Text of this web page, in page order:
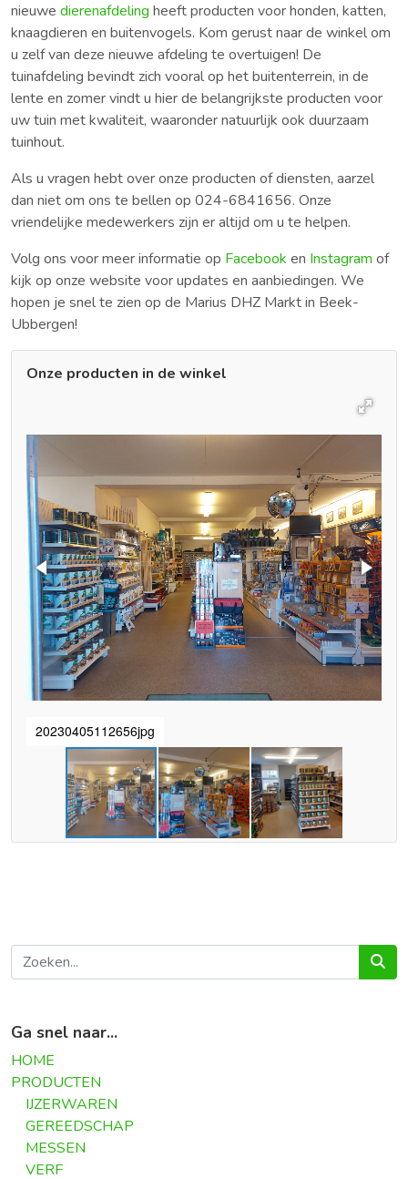
Ga snel naar...
HOME
PRODUCTEN
IJZERWAREN
GEREEDSCHAP
MESSEN
VERF
nieuwe dierenafdeling heeft producten voor honden, katten,
knaagdieren en buitenvogels. Kom gerust naar de winkel om
u zelf van deze nieuwe afdeling te overtuigen! De
tuinafdeling bevindt zich vooral op het buitenterrein, in de
lente en zomer vindt u hier de belangrijkste producten voor
uw tuin met kwaliteit, waaronder natuurlijk ook duurzaam
tuinhout.
Als u vragen hebt over onze producten of diensten, aarzel
dan niet om ons te bellen op 024-6841656. Onze
vriendelijke medewerkers zijn er altijd om u te helpen.
Volg ons voor meer informatie op Facebook en Instagram of
kijk op onze website voor updates en aanbiedingen. We
hopen je snel te zien op de Marius DHZ Markt in Beek-
Ubbergen!
Onze producten in de winkel
20230405112656jpg